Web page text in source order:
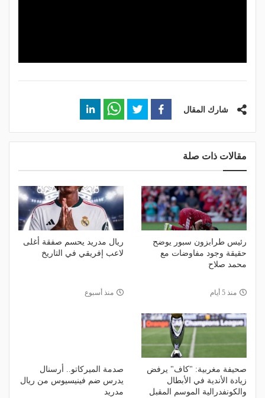
شارك المقال
مقالات ذات صلة
رئيس طرابزون سبور يوضح
حقيقة وجود مفاوضات مع
محمد صلاح
منذ 5 أيام
ريال مدريد يحسم صفقة أغلى
لاعب إفريقي في التاريخ
منذ أسبوع
صحيفة مغربية: "كاف" يرفض
زيادة الأندية في الأبطال
والكونفدرالية الموسم المقبل
صدمة الميركاتو.. أرسنال
يدرس ضم فينيسيوس من ريال
مدريد